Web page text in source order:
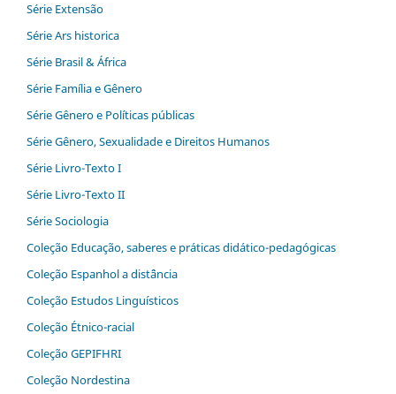
Série Extensão
Série Ars historica
Série Brasil & África
Série Família e Gênero
Série Gênero e Políticas públicas
Série Gênero, Sexualidade e Direitos Humanos
Série Livro-Texto I
Série Livro-Texto II
Série Sociologia
Coleção Educação, saberes e práticas didático-pedagógicas
Coleção Espanhol a distˆância
Coleção Estudos Linguísticos
Coleção Étnico-racial
Coleção GEPIFHRI
Coleção Nordestina